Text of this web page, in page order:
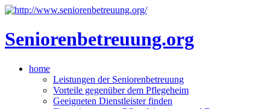
Skip
content
Seniorenbetreuung.org
Close
home
Leistungen der Seniorenbetreuung
Vorteile gegenüber dem Pflegeheim
Geeigneten Dienstleister finden